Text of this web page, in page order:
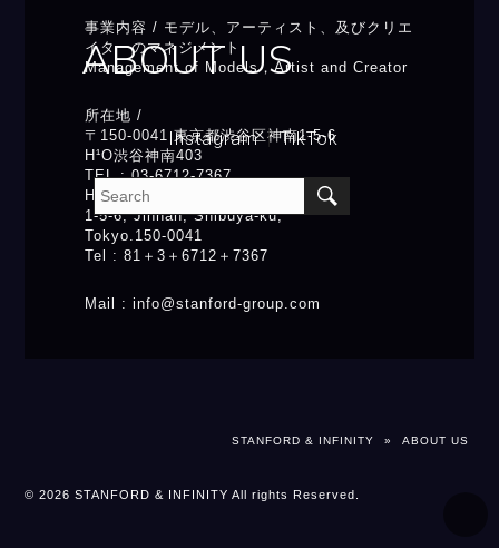
ABOUT US
Instagram TikTok
事業内容 / モデル、アーティスト、及びクリエ
イターのマネジメント
Management of Models，Artist and Creator
所在地 /
〒150-0041 東京都渋谷区神南1-5-6
H¹O渋谷神南403
TEL :03-6712-7367
H¹O Shibuya Jinnan.403
1-5-6, Jinnan, Shibuya-ku,
Tokyo.150-0041
Tel :81＋3＋6712＋7367
Mail :info@stanford-group.com
STANFORD & INFINITY » ABOUT US
© 2026 STANFORD & INFINITY All rights Reserved.